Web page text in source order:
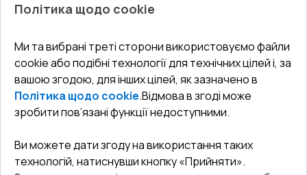
Блог
Адреса гіпермаркета
Як правильно заміряти вікна
СЕРВІС ТА ОБЛУГОВУВАННЯ:
Доставка і Оплата
Гарантія та Сервіс
Повернення товару
Договір публічної оферти
КОНТАКТИ
Офіс:Україна, м. Вінниця, вул. Келецька 60 кв. 61
undefined(undefined)
Політика щодо cookie
Ми та вибрані треті сторони використовуємо файли
cookie або подібні технології для технічних цілей і, за
вашою згодою, для інших цілей, як зазначено в
Політика щодо cookie.Відмова в згоді може
зробити пов’язані функції недоступними.
Ви можете дати згоду на використання таких
технологій, натиснувши кнопку «Прийняти».